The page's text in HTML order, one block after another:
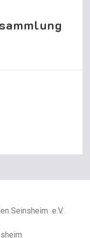
Seinsheim e.V.